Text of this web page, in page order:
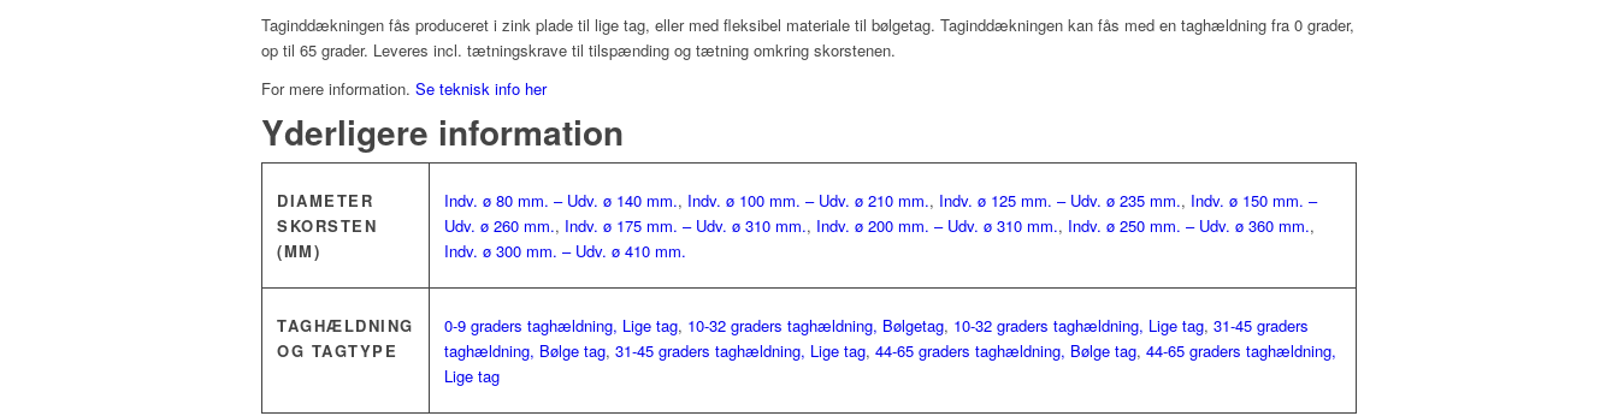
Taginddækningen fås produceret i zink plade til lige tag, eller med fleksibel materiale til bølgetag. Taginddækningen kan fås med en taghældning fra 0 grader,
op til 65 grader. Leveres incl. tætningskrave til tilspænding og tætning omkring skorstenen.
For mere information. Se teknisk info her
Yderligere information
DIAMETER
SKORSTEN
(MM)
Indv. ø 80 mm. – Udv. ø 140 mm., Indv. ø 100 mm. – Udv. ø 210 mm., Indv. ø 125 mm. – Udv. ø 235 mm., Indv. ø 150 mm. –
Udv. ø 260 mm., Indv. ø 175 mm. – Udv. ø 310 mm., Indv. ø 200 mm. – Udv. ø 310 mm., Indv. ø 250 mm. – Udv. ø 360 mm.,
Indv. ø 300 mm. – Udv. ø 410 mm.
TAGHÆLDNING
OG TAGTYPE
0-9 graders taghældning, Lige tag, 10-32 graders taghældning, Bølgetag, 10-32 graders taghældning, Lige tag, 31-45 graders
taghældning, Bølge tag, 31-45 graders taghældning, Lige tag, 44-65 graders taghældning, Bølge tag, 44-65 graders taghældning,
Lige tag